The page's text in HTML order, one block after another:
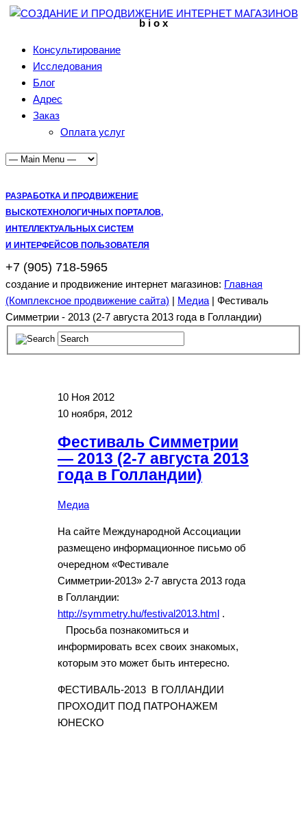
b i o x
Консультирование
Исследования
Блог
Адрес
Заказ
Оплата услуг
РАЗРАБОТКА И ПРОДВИЖЕНИЕ
ВЫСКОТЕХНОЛОГИЧНЫХ ПОРТАЛОВ,
ИНТЕЛЛЕКТУАЛЬНЫХ СИСТЕМ
И ИНТЕРФЕЙСОВ ПОЛЬЗОВАТЕЛЯ
+7 (905) 718-5965
создание и продвижение интернет магазинов: Главная
(Комплексное продвижение сайта) | Медиа | Фестиваль
Симметрии - 2013 (2-7 августа 2013 года в Голландии)
10 Ноя 2012
10 ноября, 2012
Фестиваль Симметрии
— 2013 (2-7 августа 2013
года в Голландии)
Медиа
На сайте Международной Ассоциации
размещено информационное письмо об
очередном «Фестивале
Симметрии-2013» 2-7 августа 2013 года
в Голландии:
http://symmetry.hu/festival2013.html .
Просьба познакомиться и
информировать всех своих знакомых,
которым это может быть интересно.
ФЕСТИВАЛЬ-2013 В ГОЛЛАНДИИ
ПРОХОДИТ ПОД ПАТРОНАЖЕМ
ЮНЕСКО